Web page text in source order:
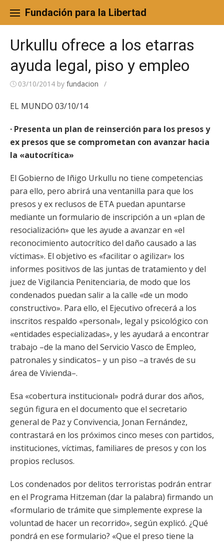
content
Fundación para la Libertad
Urkullu ofrece a los etarras
ayuda legal, piso y empleo
03/10/2014 by fundacion /
EL MUNDO 03/10/14
· Presenta un plan de reinserción para los presos y
ex presos que se comprometan con avanzar hacia
la «autocrítica»
El Gobierno de Iñigo Urkullu no tiene competencias
para ello, pero abrirá una ventanilla para que los
presos y ex reclusos de ETA puedan apuntarse
mediante un formulario de inscripción a un «plan de
resocialización» que les ayude a avanzar en «el
reconocimiento autocrítico del daño causado a las
víctimas». El objetivo es «facilitar o agilizar» los
informes positivos de las juntas de tratamiento y del
juez de Vigilancia Penitenciaria, de modo que los
condenados puedan salir a la calle «de un modo
constructivo». Para ello, el Ejecutivo ofrecerá a los
inscritos respaldo «personal», legal y psicológico con
«entidades especializadas», y les ayudará a encontrar
trabajo –de la mano del Servicio Vasco de Empleo,
patronales y sindicatos– y un piso –a través de su
área de Vivienda–.
Esa «cobertura institucional» podrá durar dos años,
según figura en el documento que el secretario
general de Paz y Convivencia, Jonan Fernández,
contrastará en los próximos cinco meses con partidos,
instituciones, víctimas, familiares de presos y con los
propios reclusos.
Los condenados por delitos terroristas podrán entrar
en el Programa Hitzeman (dar la palabra) firmando un
«formulario de trámite que simplemente exprese la
voluntad de hacer un recorrido», según explicó. ¿Qué
pondrá en ese formulario? «Que el preso tiene la